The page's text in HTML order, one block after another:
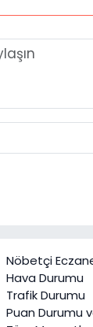
Nöbetçi
Hava Durumu
Trafik Durumu
Puan Durumu